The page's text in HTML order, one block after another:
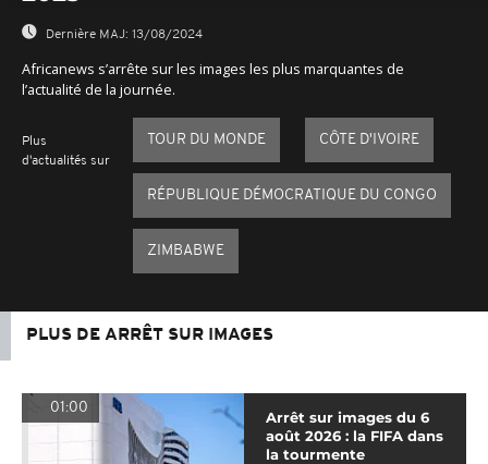
Dernière MAJ: 13/08/2024
Africanews s’arrête sur les images les plus marquantes de
l’actualité de la journée.
Plus
d'actualités sur
TOUR DU MONDE CÔTE D'IVOIRE
RÉPUBLIQUE DÉMOCRATIQUE DU CONGO
ZIMBABWE
PLUS DE ARRÊT SUR IMAGES
01:00
Arrêt sur images du 6
août 2026 : la FIFA dans
la tourmente